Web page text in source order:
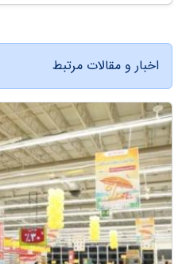
اخبار و مقالات مرتبط